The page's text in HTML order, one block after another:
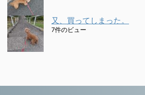
又、買ってしまった。
7件のビュー